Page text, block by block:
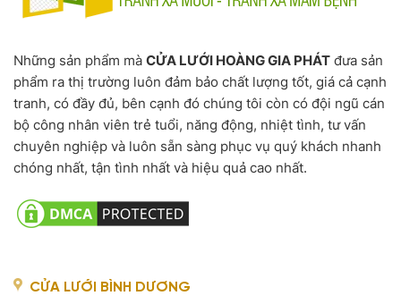
Những sản phẩm mà CỬA LƯỚI HOÀNG GIA PHÁT đưa sản
phẩm ra thị trường luôn đảm bảo chất lượng tốt, giá cả cạnh
tranh, có đầy đủ, bên cạnh đó chúng tôi còn có đội ngũ cán
bộ công nhân viên trẻ tuổi, năng động, nhiệt tình, tư vấn
chuyên nghiệp và luôn sẵn sàng phục vụ quý khách nhanh
chóng nhất, tận tình nhất và hiệu quả cao nhất.
CỬA LƯỚI BÌNH DƯƠNG